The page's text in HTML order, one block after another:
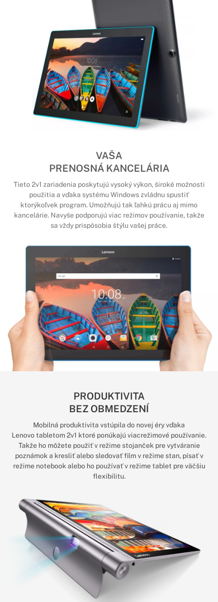
VAŠA
PRENOSNÁ KANCELÁRIA
Tieto 2v1 zariadenia poskytujú vysoký výkon, široké možnosti
použitia a vďaka systému Windows zvládnu spustiť
ktorýkoľvek program. Umožňujú tak ľahkú prácu aj mimo
kancelárie. Navyše podporujú viac režimov používanie, takže
sa vždy prispôsobia štýlu vašej práce.
PRODUKTIVITA
BEZ OBMEDZENÍ
Mobilná produktivita vstúpila do novej éry vďaka
Lenovo tabletom 2v1 ktoré ponúkajú viacrežimové používanie.
Takže ho môžete použiť v režime stojanček pre vytváranie
poznámok a kresliť alebo sledovať film v režime stan, písať v
režime notebook alebo ho používať v režime tablet pre väčšiu
flexibilitu.